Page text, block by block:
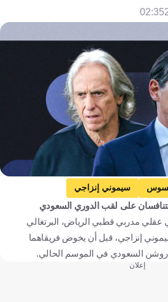
02:35
سيموني إنزاجي
الهلال
ضد ضمك
النصر
إنتر
الممتاز
يتنافسان على لقب الدوري السعودي
عقلي مدربي قطبي الرياض، البرتغالي
إنزاجي، قبل أن يخوض فريقاهما
روشن السعودي في الموسم الحالي.
إعلان